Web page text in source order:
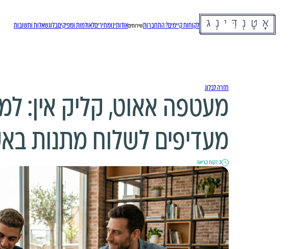
לקוחות קיימים? התחברותשירותיםאודותינו מחיריםלאולמות ומפיקיםבלוגשאלות ותשובות
חזרה לבלוג
מעטפה אאוט, קליק אין:
מעדיפים לשלוח מתנות
3 דקות קריאה